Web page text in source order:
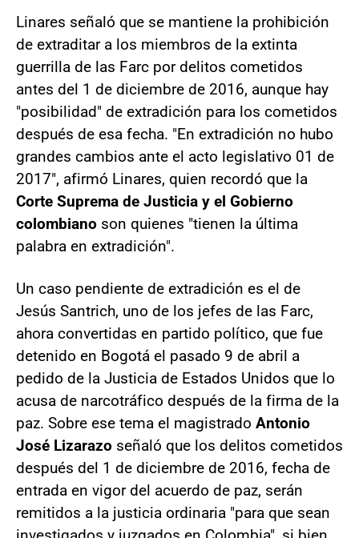
Linares señaló que se mantiene la prohibición
de extraditar a los miembros de la extinta
guerrilla de las Farc por delitos cometidos
antes del 1 de diciembre de 2016, aunque hay
"posibilidad" de extradición para los cometidos
después de esa fecha. "En extradición no hubo
grandes cambios ante el acto legislativo 01 de
2017", afirmó Linares, quien recordó que la
Corte Suprema de Justicia y el Gobierno
colombiano son quienes "tienen la última
palabra en extradición".
Un caso pendiente de extradición es el de
Jesús Santrich, uno de los jefes de las Farc,
ahora convertidas en partido político, que fue
detenido en Bogotá el pasado 9 de abril a
pedido de la Justicia de Estados Unidos que lo
acusa de narcotráfico después de la firma de la
paz. Sobre ese tema el magistrado Antonio
José Lizarazo señaló que los delitos cometidos
después del 1 de diciembre de 2016, fecha de
entrada en vigor del acuerdo de paz, serán
remitidos a la justicia ordinaria "para que sean